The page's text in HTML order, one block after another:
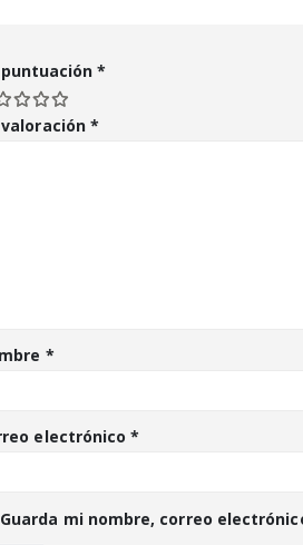
*
*
*
electrónico*
Guarda mi nombre, correo